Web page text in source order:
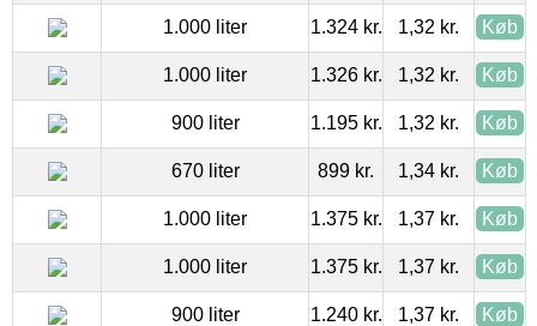
1.000 liter 1.324 kr. 1,32 kr. Køb
1.000 liter 1.326 kr. 1,32 kr. Køb
900 liter 1.195 kr. 1,32 kr. Køb
670 liter 899 kr. 1,34 kr. Køb
1.000 liter 1.375 kr. 1,37 kr. Køb
1.000 liter 1.375 kr. 1,37 kr. Køb
900 liter 1.240 kr. 1,37 kr. Køb